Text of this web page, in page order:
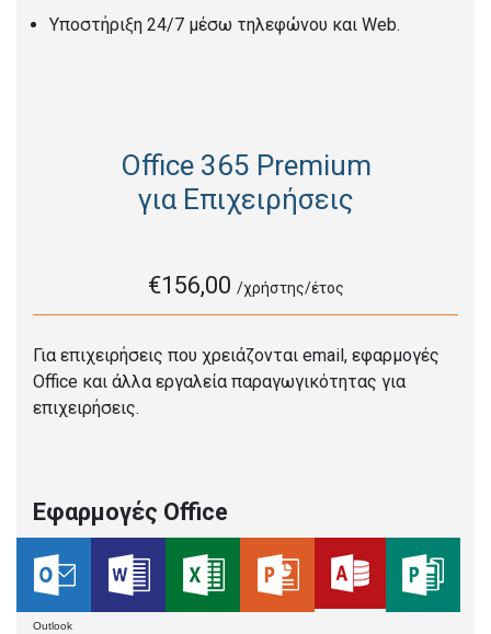
Υποστήριξη 24/7 μέσω τηλεφώνου και Web.
Office 365 Premium
για Επιχειρήσεις
€156,00 /χρήστης/έτος
Για επιχειρήσεις που χρειάζονται email, εφαρμογές
Office και άλλα εργαλεία παραγωγικότητας για
επιχειρήσεις.
Εφαρμογές Office
Outlook